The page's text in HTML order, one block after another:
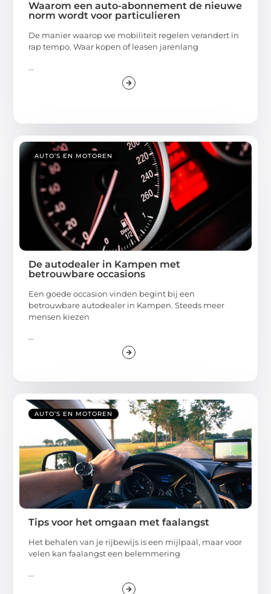
Waarom een auto-abonnement de nieuwe
norm wordt voor particulieren
De manier waarop we mobiliteit regelen verandert in
rap tempo. Waar kopen of leasen jarenlang
...
AUTO’S EN MOTOREN
De autodealer in Kampen met
betrouwbare occasions
Een goede occasion vinden begint bij een
betrouwbare autodealer in Kampen. Steeds meer
mensen kiezen
...
AUTO’S EN MOTOREN
Tips voor het omgaan met faalangst
Het behalen van je rijbewijs is een mijlpaal, maar voor
velen kan faalangst een belemmering
...